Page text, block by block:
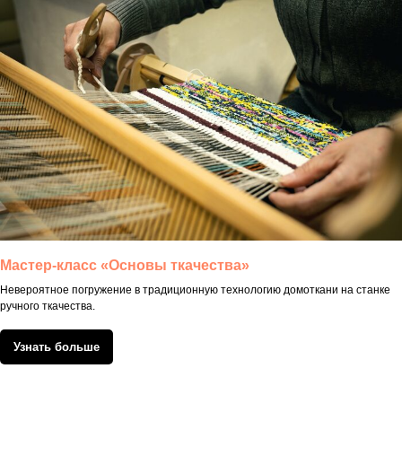
Мастер-класс «Основы ткачества»
Невероятное погружение в традиционную технологию домоткани на станке
ручного ткачества.
Узнать больше